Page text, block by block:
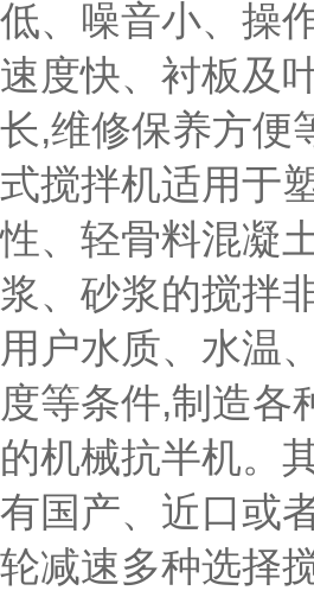
低、噪音小、操
速度快、衬板及
长,维修保养方便
式搅拌机适用于
性、轻骨料混凝
浆、砂浆的搅拌
用户水质、水温
度等条件,制造各
的机械抗半机。
有国产、近口或
轮减速多种选择